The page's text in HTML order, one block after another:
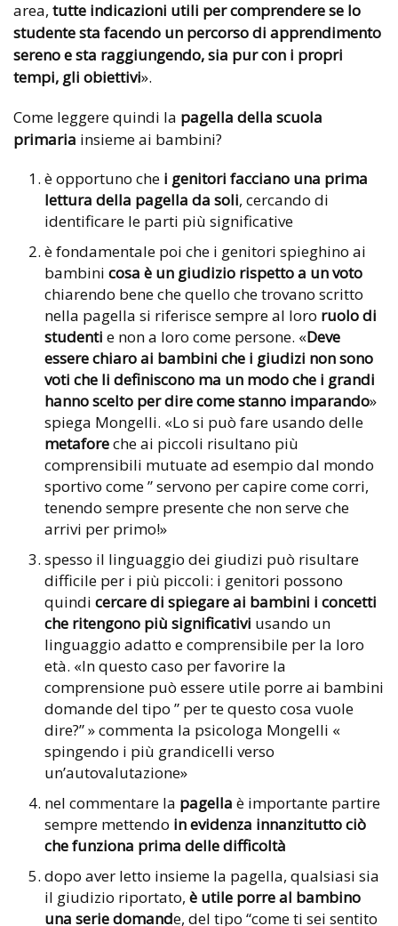
area, tutte indicazioni utili per comprendere se lo
studente sta facendo un percorso di apprendimento
sereno e sta raggiungendo, sia pur con i propri
tempi, gli obiettivi».
Come leggere quindi la pagella della scuola
primaria insieme ai bambini?
è opportuno che i genitori facciano una prima
lettura della pagella da soli, cercando di
identificare le parti più significative
è fondamentale poi che i genitori spieghino ai
bambini cosa è un giudizio rispetto a un voto
chiarendo bene che quello che trovano scritto
nella pagella si riferisce sempre al loro ruolo di
studenti e non a loro come persone. «Deve
essere chiaro ai bambini che i giudizi non sono
voti che li definiscono ma un modo che i grandi
hanno scelto per dire come stanno imparando»
spiega Mongelli. «Lo si può fare usando delle
metaforeche ai piccoli risultano più
comprensibili mutuate ad esempio dal mondo
sportivo come ” servono per capire come corri,
tenendo sempre presente che non serve che
arrivi per primo!»
spesso il linguaggio dei giudizi può risultare
difficile per i più piccoli: i genitori possono
quindi cercare di spiegare ai bambini i concetti
che ritengono più significativi usando un
linguaggio adatto e comprensibile per la loro
età. «In questo caso per favorire la
comprensione può essere utile porre ai bambini
domande del tipo ” per te questo cosa vuole
dire?” » commenta la psicologa Mongelli «
spingendo i più grandicelli verso
un’autovalutazione»
nel commentare la pagella è importante partire
sempre mettendo in evidenza innanzitutto ciò
che funziona prima delle difficoltà
dopo aver letto insieme la pagella, qualsiasi sia
il giudizio riportato, è utile porre al bambino
una serie domande, del tipo “come ti sei sentito